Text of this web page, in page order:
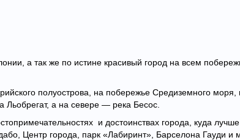
а так же по истине красивый город на всем
полуострова, на побережье Средиземного моря,
Льобрегат, а на севере — река Бесос.
и достоинствах города, куда
Центр города, парк «Лабиринт», Барселона Гауди и